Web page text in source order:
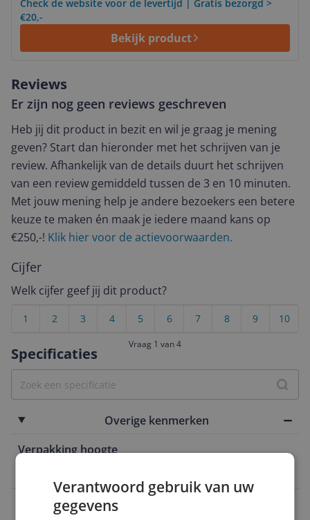
Check de website voor de levertijd | Gratis bezorgd >
€20,-
Bekijk product
Specificaties
Overige kenmerken
Verpakking hoogte
Draadloos
Reviews
Er zijn nog geen reviews geschreven
Heb jij dit product in bezit en wil je graag je mening
geven? Start dan hieronder met het schrijven van je
review. Afhankelijk van de details duurt het schrijven
van een review gemiddeld tussen de 3 en 10 minuten.
Met jouw mening help je andere bezoekers een betere
keuze te maken én maak je iedere maand kans op
€250,-! Klik hier voor de actievoorwaarden.
Cijfer
Welk cijfer geef jij dit product?
10
9
8
7
6
5
4
3
2
1
Vraag 1 van 4
Verantwoord gebruik van uw
gegevens